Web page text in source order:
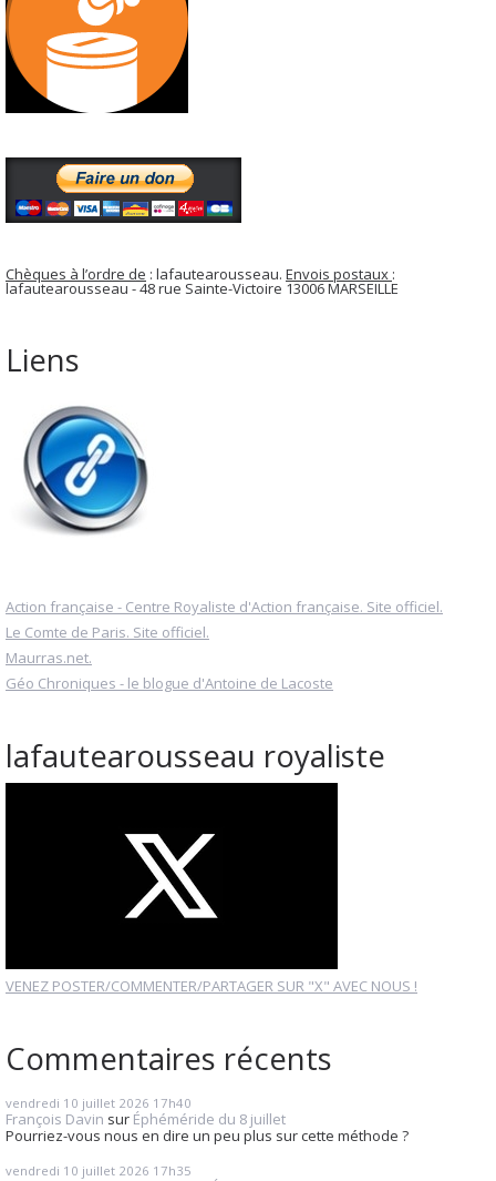
Chèques à l’ordre de : lafautearousseau. Envois postaux :
lafautearousseau - 48 rue Sainte-Victoire 13006 MARSEILLE
Liens
Action française - Centre Royaliste d'Action française. Site officiel.
Le Comte de Paris. Site officiel.
Maurras.net.
Géo Chroniques - le blogue d'Antoine de Lacoste
lafautearousseau royaliste
VENEZ POSTER/COMMENTER/PARTAGER SUR "X" AVEC NOUS !
Commentaires récents
vendredi 10 juillet 2026 17h40
François Davin sur Éphéméride du 8 juillet
Pourriez-vous nous en dire un peu plus sur cette méthode ?
vendredi 10 juillet 2026 17h35